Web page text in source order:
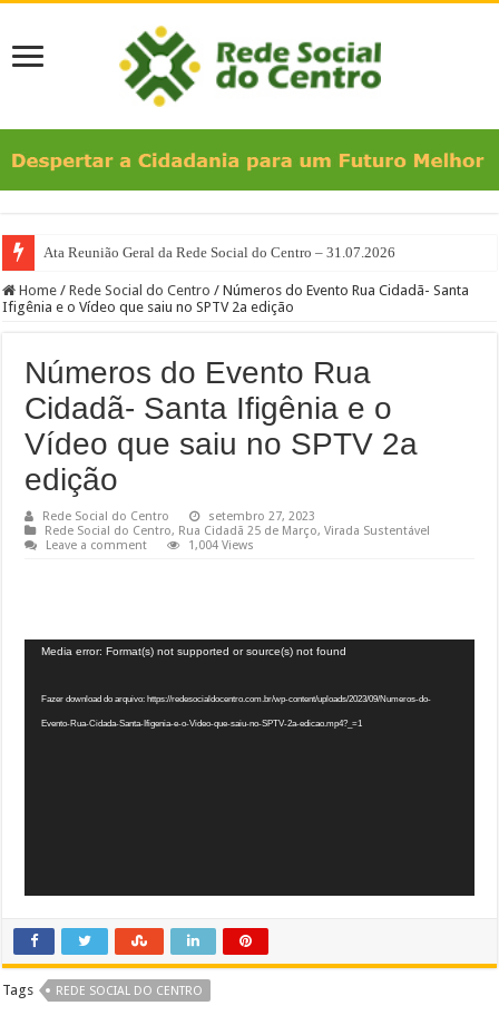
Ata Reunião Geral da Rede Social do Centro – 31.07.2026
Home / Rede Social do Centro / Números do Evento Rua Cidadã- Santa
Ifigênia e o Vídeo que saiu no SPTV 2a edição
Números do Evento Rua
Cidadã- Santa Ifigênia e o
Vídeo que saiu no SPTV 2a
edição
Rede Social do Centro
setembro 27, 2023
Rede Social do Centro, Rua Cidadã 25 de Março,Virada Sustentável
Leave a comment
1,004 Views
Tocador
vídeo
Media error: Format(s) not supported or source(s) not found
Fazer download do arquivo: https://redesocialdocentro.com.br/wp-content/uploads/2023/09/Numeros-do-
Evento-Rua-Cidada-Santa-Ifigenia-e-o-Video-que-saiu-no-SPTV-2a-edicao.mp4?_=1
Tags REDE SOCIAL DO CENTRO